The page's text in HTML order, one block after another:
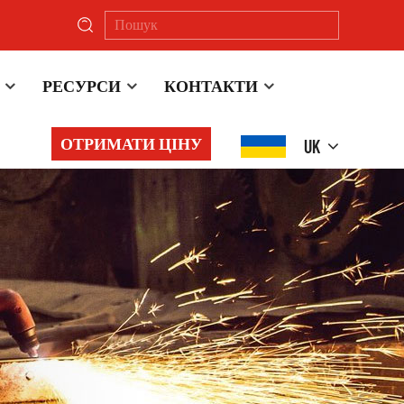
РЕСУРСИ КОНТАКТИ
ОТРИМАТИ ЦІНУ UK